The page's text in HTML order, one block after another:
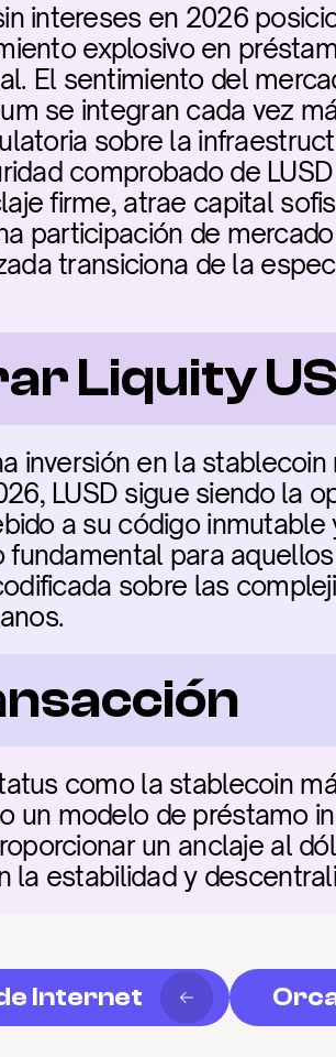
intereses en 2026
explosivo en
El sentimiento del
se integran cada vez
sobre la
comprobado de
firme, atrae capital
participación de
transiciona de la
Liquity
inversión en la
LUSD sigue siendo la
a su código
fundamental para
sobre las
como la stablecoin
un modelo de préstamo
un anclaje al
la estabilidad y
Internet